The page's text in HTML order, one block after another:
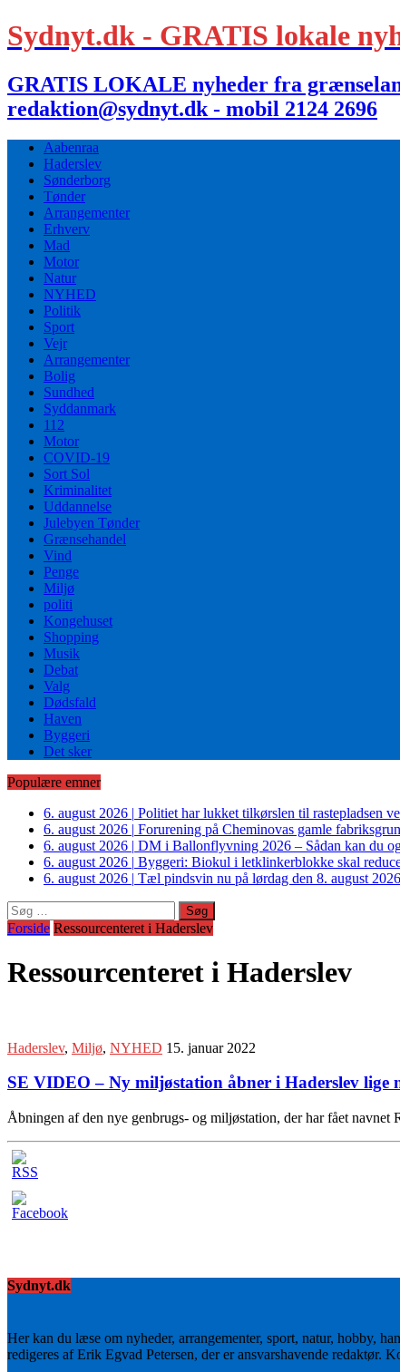
Sydnyt.dk - GRATIS lokale
GRATIS LOKALE nyheder fra
redaktion@sydnyt.dk - mobil 2124 2696
Aabenraa
Haderslev
Sønderborg
Tønder
Arrangementer
Erhverv
Mad
Motor
Natur
NYHED
Politik
Sport
Vejr
Arrangementer
Bolig
Sundhed
Syddanmark
112
Motor
COVID-19
Sort Sol
Kriminalitet
Uddannelse
Julebyen Tønder
Grænsehandel
Vind
Penge
Miljø
politi
Kongehuset
Shopping
Musik
Debat
Valg
Dødsfald
Haven
Byggeri
Det sker
Populære emner
6. august 2026 | Politiet har lukket tilkørslen til rastepladsen
6. august 2026 | Forurening på Cheminovas gamle
6. august 2026 | DM i Ballonflyvning 2026 – Sådan kan du
6. august 2026 | Byggeri: Biokul i letklinkerblokke skal
6. august 2026 | Tæl pindsvin nu på lørdag den 8. august
Søg
efter:
Forside Ressourcenteret i Haderslev
Ressourcenteret i Haderslev
Haderslev, Miljø, NYHED 15. januar 2022
SE VIDEO – Ny miljøstation åbner i Haderslev lige
Åbningen af den nye genbrugs- og miljøstation, der har fået navnet
Sydnyt.dk
Her kan du læse om nyheder, arrangementer, sport, natur, hobby,
redigeres af Erik Egvad Petersen, der er ansvarshavende redaktør.